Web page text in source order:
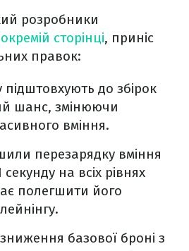
розробники
сторінці, приніс
правок:
до збірок
шанс, змінюючи
вміння.
перезарядку вміння
на всіх рівнях
полегшити його
базової броні з